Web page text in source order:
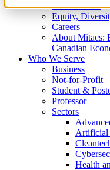
What We Do
Equity,
Careers
About Mitacs:
Canadian
Who We Serve
Business
Not-for-Profit
Student &
Professor
Sectors
Artificial
Health